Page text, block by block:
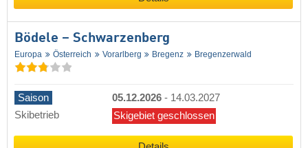
Bödele – Schwarzenberg
Europa Österreich Vorarlberg Bregenz Bregenzerwald
Saison 05.12.2026 - 14.03.2027
Skibetrieb
Skigebiet geschlossen